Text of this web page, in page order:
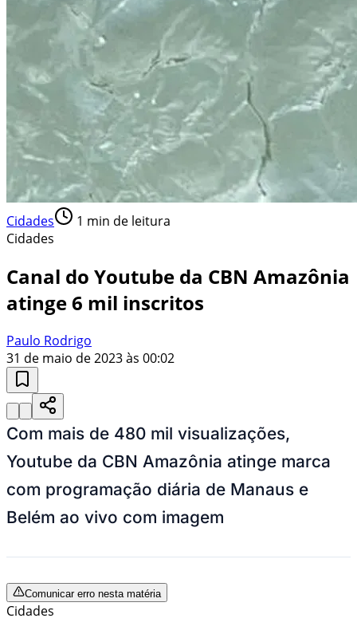
Cidades 1 min de leitura
Cidades
Canal do Youtube da CBN Amazônia
atinge 6 mil inscritos
Paulo Rodrigo
31 de maio de 2023 às 00:02
Com mais de 480 mil visualizações,
Youtube da CBN Amazônia atinge marca
com programação diária de Manaus e
Belém ao vivo com imagem
Comunicar erro nesta matéria
Cidades